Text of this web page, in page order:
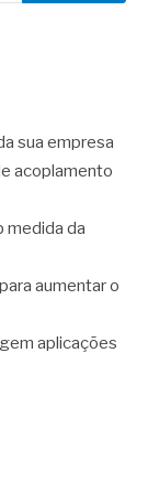
sua empresa
acoplamento
medida da
aumentar o
aplicações